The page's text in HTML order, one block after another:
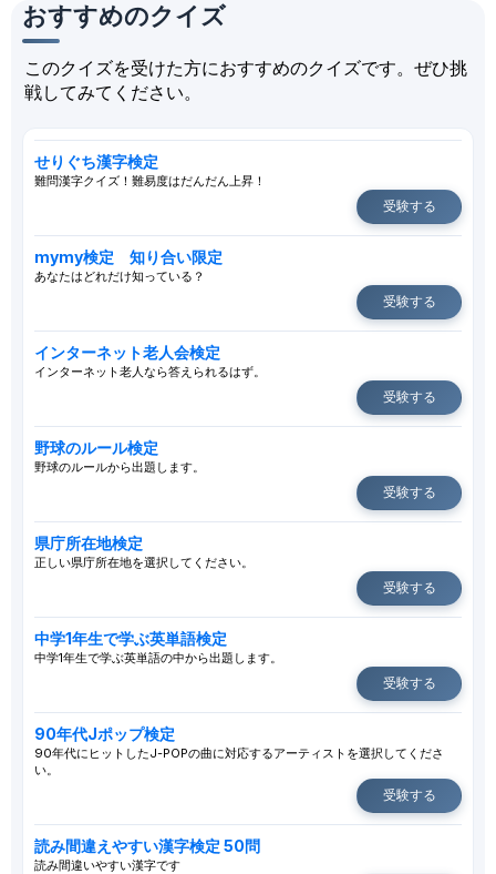
おすすめのクイズ
このクイズを受けた方におすすめのクイズです。ぜひ挑
戦してみてください。
せりぐち漢字検定
難問漢字クイズ！難易度はだんだん上昇！
受験する
mymy検定 知り合い限定
あなたはどれだけ知っている？
受験する
インターネット老人会検定
インターネット老人なら答えられるはず。
受験する
野球のルール検定
野球のルールから出題します。
受験する
県庁所在地検定
正しい県庁所在地を選択してください。
受験する
中学1年生で学ぶ英単語検定
中学1年生で学ぶ英単語の中から出題します。
受験する
90年代Jポップ検定
90年代にヒットしたJ-POPの曲に対応するアーティストを選択してくださ
い。
受験する
読み間違えやすい漢字検定 50問
読み間違いやすい漢字です